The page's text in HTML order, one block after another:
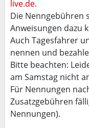
live.de.
Die Nenngebühren
Anweisungen dazu
Auch Tagesfahrer
nennen und
Bitte beachten:
am Samstag nicht
Für Nennungen
Zusatzgebühren
Nennungen).